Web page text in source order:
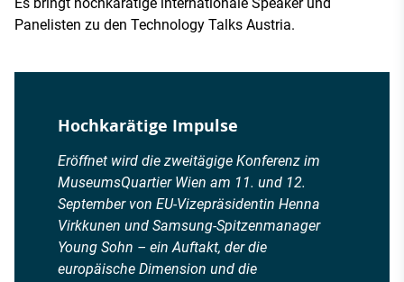
Panelisten zu den Technology Talks Austria.
Hochkarätige Impulse
Eröffnet wird die zweitägige Konferenz im
MuseumsQuartier Wien am 11. und 12.
September von EU-Vizepräsidentin Henna
Virkkunen und Samsung-Spitzenmanager
Young Sohn – ein Auftakt, der die
europäische Dimension und die